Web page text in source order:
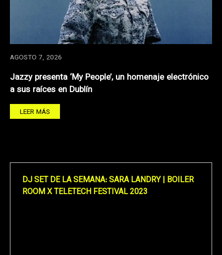
AGOSTO 7, 2026
Jazzy presenta ‘My People’, un homenaje electrónico
a sus raíces en Dublín
LEER MÁS
DJ SET DE LA SEMANA: SARA LANDRY | BOILER
ROOM X TELETECH FESTIVAL 2023